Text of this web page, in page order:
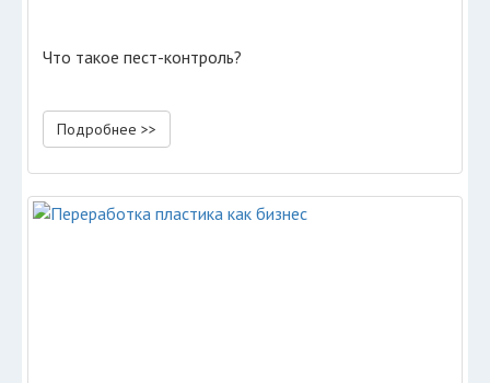
Что такое пест-контроль?
Подробнее >>